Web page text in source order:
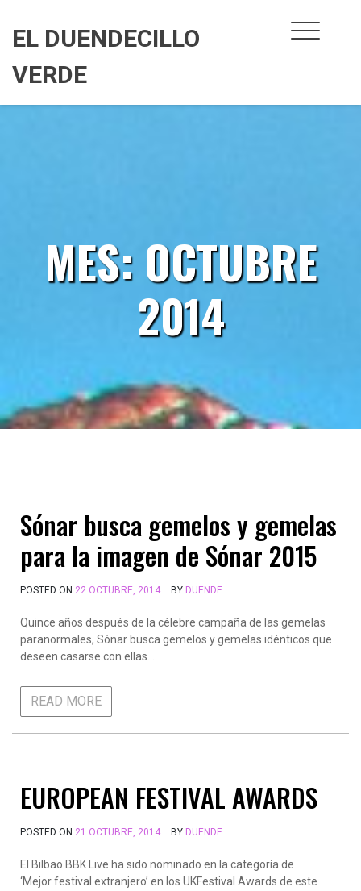
content
EL DUENDECILLO
VERDE
MES: OCTUBRE
2014
Sónar busca gemelos y gemelas
para la imagen de Sónar 2015
POSTED ON 22 OCTUBRE, 2014 BY DUENDE
Quince años después de la célebre campaña de las gemelas
paranormales, Sónar busca gemelos y gemelas idénticos que
deseen casarse con ellas…
READ MORE
EUROPEAN FESTIVAL AWARDS
POSTED ON 21 OCTUBRE, 2014 BY DUENDE
El Bilbao BBK Live ha sido nominado en la categoría de
‘Mejor festival extranjero’ en los UKFestival Awards de este